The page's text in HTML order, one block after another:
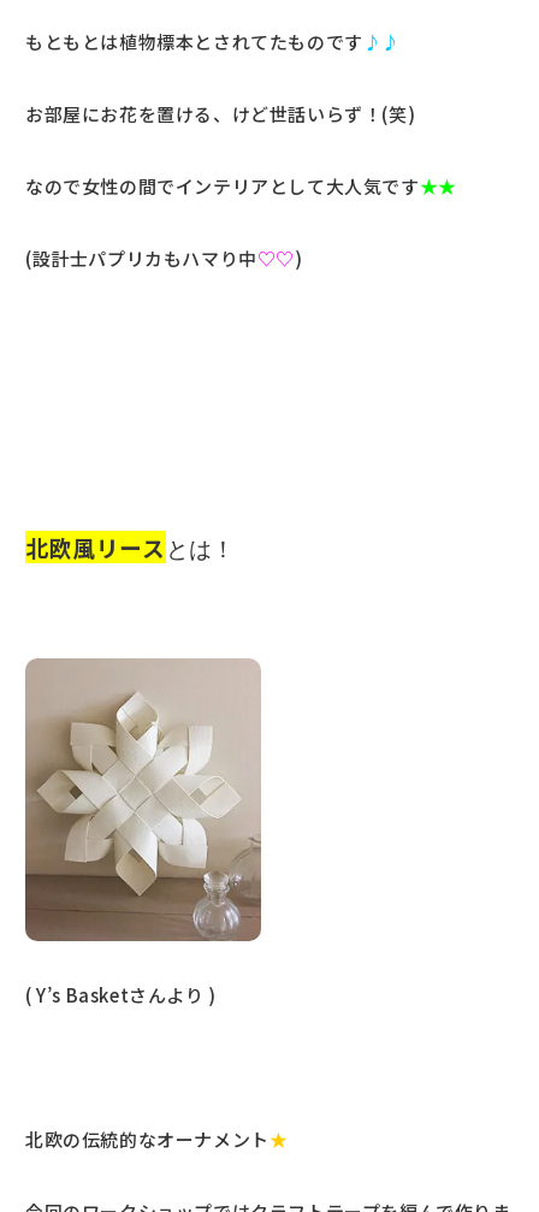
もともとは植物標本とされてたものです ♪♪
お部屋にお花を置ける、けど世話いらず！(笑)
なので女性の間でインテリアとして大人気です★★
(設計士パプリカもハマり中♡♡)
北欧風リース とは！
( Y’s Basketさんより )
北欧の伝統的なオーナメント★